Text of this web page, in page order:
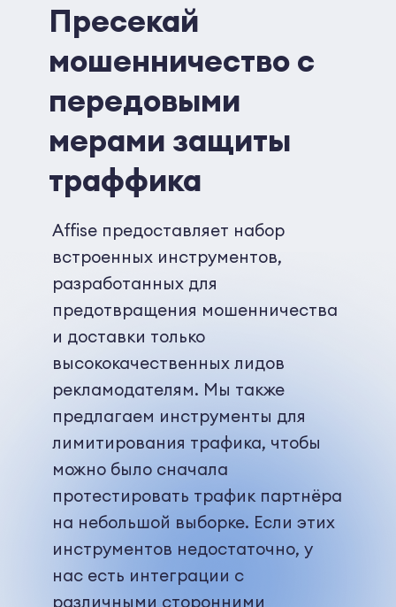
Пресекай
мошенничество с
передовыми
мерами защиты
траффика
Affise предоставляет набор
встроенных инструментов,
разработанных для
предотвращения мошенничества
и доставки только
высококачественных лидов
рекламодателям. Мы также
предлагаем инструменты для
лимитирования трафика, чтобы
можно было сначала
протестировать трафик партнёра
на небольшой выборке. Если этих
инструментов недостаточно, у
нас есть интеграции с
различными сторонними